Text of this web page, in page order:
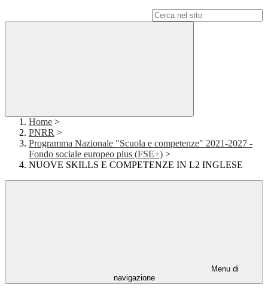
Home >
PNRR >
Programma Nazionale "Scuola e competenze" 2021-2027 -
Fondo sociale europeo plus (FSE+) >
NUOVE SKILLS E COMPETENZE IN L2 INGLESE
Menu di
navigazione